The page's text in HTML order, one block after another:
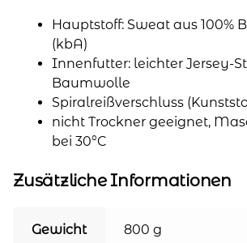
Hauptstoff: Sweat aus 100%
(kbA)
Innenfutter: leichter Jersey-
Baumwolle
Spiralreißverschluss
nicht Trockner geeignet,
bei 30°C
Zusätzliche Informationen
Gewicht 800 g